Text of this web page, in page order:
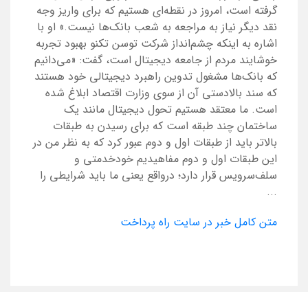
گرفته است، امروز در نقطه‌ای هستیم که برای واریز وجه
نقد دیگر نیاز به مراجعه به شعب بانک‌ها نیست.» او با
اشاره به اینکه چشم‌انداز شرکت توسن تکنو بهبود تجربه
خوشایند مردم از جامعه دیجیتال است، گفت: «می‌دانیم
که بانک‌ها مشغول تدوین راهبرد دیجیتالی خود هستند
که سند بالادستی آن از سوی وزارت اقتصاد ابلاغ شده
است. ما معتقد هستیم تحول دیجیتال مانند یک
ساختمان چند طبقه است که برای رسیدن به طبقات
بالاتر باید از طبقات اول و دوم عبور کرد که به نظر من در
این طبقات اول و دوم مفاهیدیم خودخدمتی و
سلف‌سرویس قرار دارد؛ درواقع یعنی ما باید شرایطی را
...
متن کامل خبر در سایت راه پرداخت